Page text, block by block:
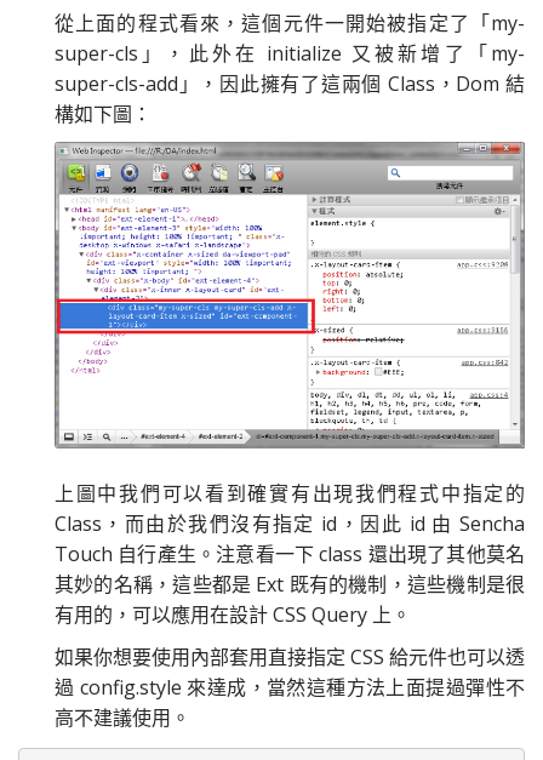
從上面的程式看來，這個元件一開始被指定了「my-
super-cls」，此外在 initialize 又被新增了「my-
super-cls-add」，因此擁有了這兩個 Class，Dom 結
構如下圖：
上圖中我們可以看到確實有出現我們程式中指定的
Class，而由於我們沒有指定 id，因此 id 由 Sencha
Touch 自行產生。注意看一下 class 還出現了其他莫名
其妙的名稱，這些都是 Ext 既有的機制，這些機制是很
有用的，可以應用在設計 CSS Query 上。
如果你想要使用內部套用直接指定 CSS 給元件也可以透
過 config.style 來達成，當然這種方法上面提過彈性不
高不建議使用。